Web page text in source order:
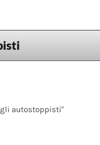
autostoppisti"